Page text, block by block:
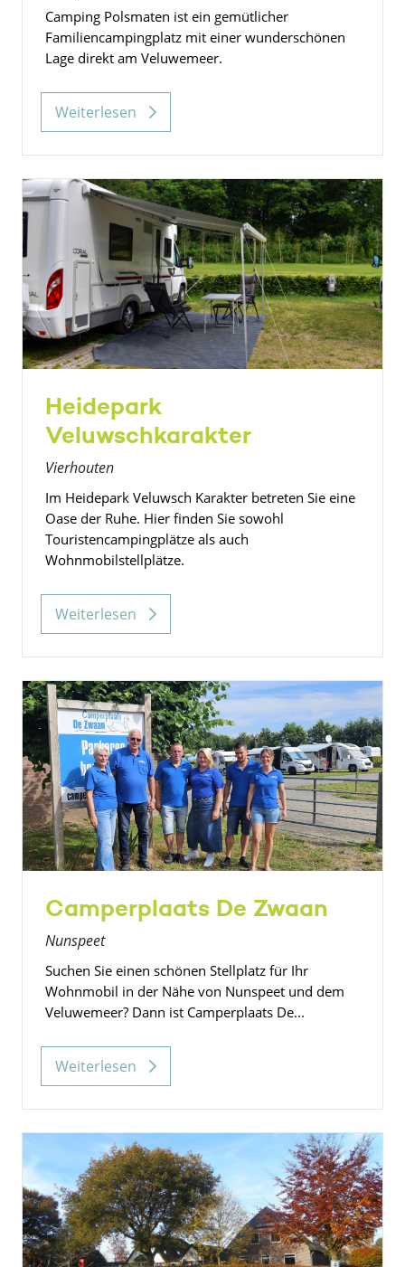
Camping Polsmaten ist ein gemütlicher
Familiencampingplatz mit einer wunderschönen
Lage direkt am Veluwemeer.
Weiterlesen
Heidepark
Veluwschkarakter
Vierhouten
Im Heidepark Veluwsch Karakter betreten Sie eine
Oase der Ruhe. Hier finden Sie sowohl
Touristencampingplätze als auch
Wohnmobilstellplätze.
Weiterlesen
Camperplaats De Zwaan
Nunspeet
Suchen Sie einen schönen Stellplatz für Ihr
Wohnmobil in der Nähe von Nunspeet und dem
Veluwemeer? Dann ist Camperplaats De...
Weiterlesen